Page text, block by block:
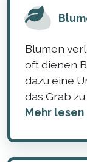
Blumen
oft dienen
dazu eine
das Grab
Mehr lesen